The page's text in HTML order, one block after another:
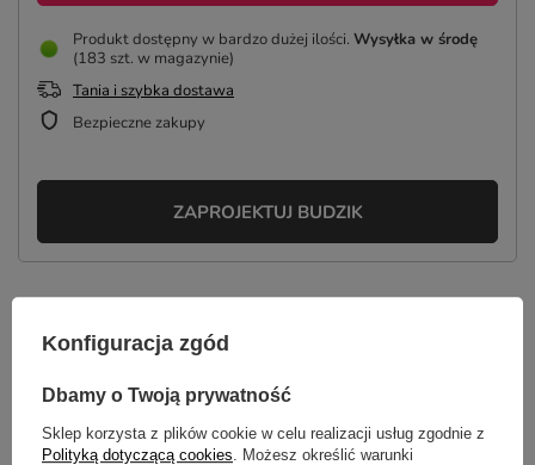
Produkt dostępny w bardzo dużej ilości Wysyłka w środę
(183 szt. w magazynie)
Tania i szybka dostawa
Bezpieczne zakupy
ZAPROJEKTUJ BUDZIK
SZCZEGÓŁOWE DANE
GŁÓWNE PARAMETRY
Konfiguracja zgód
Dbamy o Twoją prywatność
Sklep korzysta z plików cookie w celu realizacji usług zgodnie z
Polityką dotyczącą cookies . Możesz określić warunki